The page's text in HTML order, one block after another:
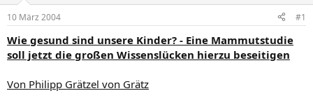
e
r
l
t
a
m
10 März 2004 #1
Wie gesund sind unsere Kinder? - Eine Mammutstudie
soll jetzt die großen Wissenslücken hierzu beseitigen
Von Philipp Grätzel von Grätz